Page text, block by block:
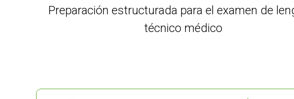
Preparación estructurada para el examen de
técnico médico